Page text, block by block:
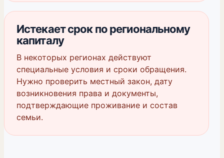
Истекает срок по региональному
капиталу
В некоторых регионах действуют
специальные условия и сроки обращения.
Нужно проверить местный закон, дату
возникновения права и документы,
подтверждающие проживание и состав
семьи.